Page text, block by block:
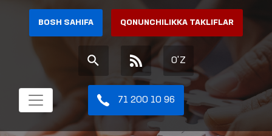
BOSH SAHIFA QONUNCHILIKKA TAKLIFLAR
O'Z
71 200 10 96